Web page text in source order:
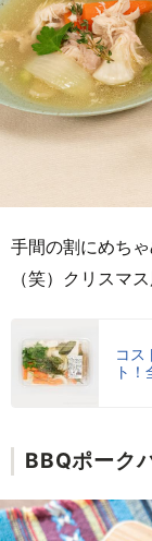
手間の割にめち
（笑）クリスマ
コス
ト
BBQポーク